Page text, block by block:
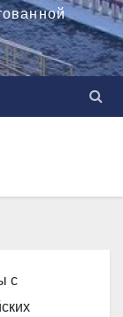
с